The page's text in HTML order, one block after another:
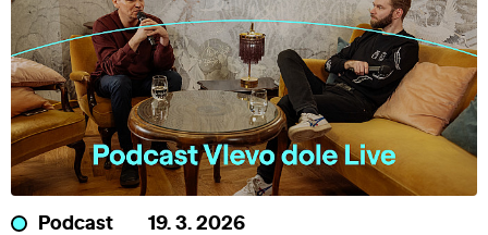
Podcast 19. 3. 2026